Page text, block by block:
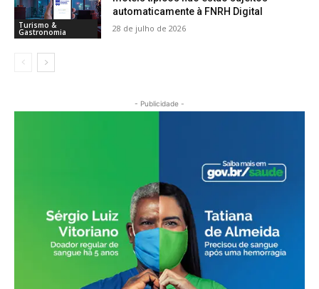
Turismo &
Gastronomia
automaticamente à FNRH Digital
28 de julho de 2026
- Publicidade -